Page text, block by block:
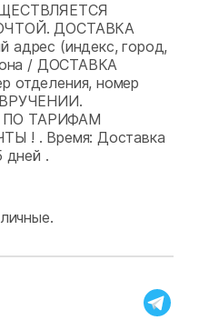
ДОСТАВКА
(индекс, город,
/ ДОСТАВКА
номер
ТАРИФАМ
! . Время: Доставка
дней .